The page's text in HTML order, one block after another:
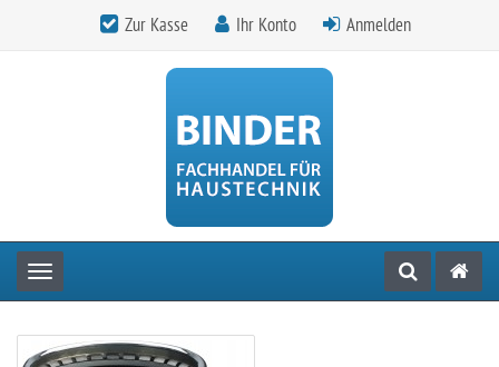
Zur Kasse Ihr Konto Anmelden
Toggle navigation